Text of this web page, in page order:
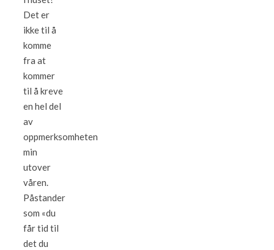
Det er
ikke til å
komme
fra at
kommer
til å kreve
en hel del
av
oppmerksomheten
min
utover
våren.
Påstander
som «du
får tid til
det du